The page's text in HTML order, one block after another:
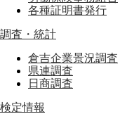
各種証明書発行
調査・統計
倉吉企業景況調査
県連調査
日商調査
検定情報